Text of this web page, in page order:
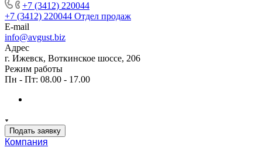
+7 (3412) 220044
+7 (3412) 220044 Отдел продаж
E-mail
info@avgust.biz
Адрес
г. Ижевск, Воткинское шоссе, 206
Режим работы
Пн - Пт: 08.00 - 17.00
Подать заявку
Компания